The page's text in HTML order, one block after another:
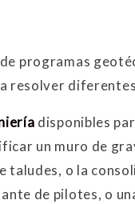
programas
resolver
disponibles
un muro de
taludes, o la
de pilotes, o